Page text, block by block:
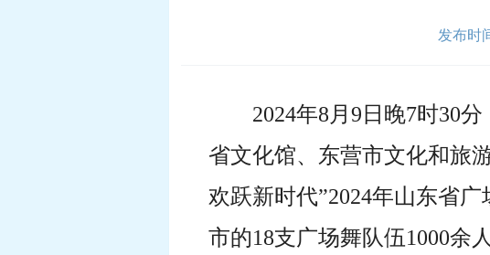
发布时
2024年8月9日 晚7时30分
省文化馆、东营市文化和旅
欢跃新时代”2024年山东省
市的18支广场舞队伍1000余